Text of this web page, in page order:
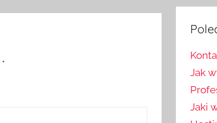
*
Jak
Jaki